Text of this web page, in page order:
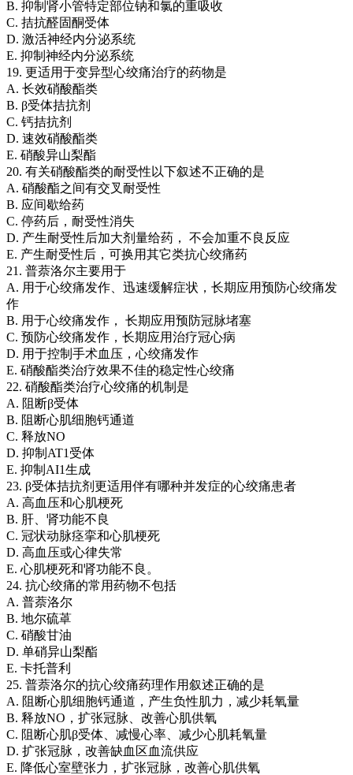
B. 抑制肾小管特定部位钠和氯的重吸收
C. 拮抗醛固酮受体
D. 激活神经内分泌系统
E. 抑制神经内分泌系统
19. 更适用于变异型心绞痛治疗的药物是
A. 长效硝酸酯类
B. β受体拮抗剂
C. 钙拮抗剂
D. 速效硝酸酯类
E. 硝酸异山梨酯
20. 有关硝酸酯类的耐受性以下叙述不正确的是
A. 硝酸酯之间有交叉耐受性
B. 应间歇给药
C. 停药后，耐受性消失
D. 产生耐受性后加大剂量给药， 不会加重不良反应
E. 产生耐受性后，可换用其它类抗心绞痛药
21. 普萘洛尔主要用于
A. 用于心绞痛发作、迅速缓解症状，长期应用预防心绞痛发
作
B. 用于心绞痛发作， 长期应用预防冠脉堵塞
C. 预防心绞痛发作，长期应用治疗冠心病
D. 用于控制手术血压，心绞痛发作
E. 硝酸酯类治疗效果不佳的稳定性心绞痛
22. 硝酸酯类治疗心绞痛的机制是
A. 阻断β受体
B. 阻断心肌细胞钙通道
C. 释放NO
D. 抑制AT1受体
E. 抑制AI1生成
23. β受体拮抗剂更适用伴有哪种并发症的心绞痛患者
A. 高血压和心肌梗死
B. 肝、肾功能不良
C. 冠状动脉痉挛和心肌梗死
D. 高血压或心律失常
E. 心肌梗死和肾功能不良。
24. 抗心绞痛的常用药物不包括
A. 普萘洛尔
B. 地尔硫䓬
C. 硝酸甘油
D. 单硝异山梨酯
E. 卡托普利
25. 普萘洛尔的抗心绞痛药理作用叙述正确的是
A. 阻断心肌细胞钙通道，产生负性肌力，减少耗氧量
B. 释放NO，扩张冠脉、改善心肌供氧
C. 阻断心肌β受体、减慢心率、减少心肌耗氧量
D. 扩张冠脉，改善缺血区血流供应
E. 降低心室壁张力，扩张冠脉，改善心肌供氧